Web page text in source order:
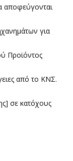
αποφεύγονται
για
Προϊόντος
από το ΚΝΣ.
σε κατόχους